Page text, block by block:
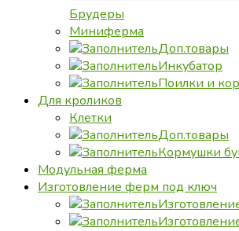
Брудеры
Миниферма
Доп.товары
Инкубатор
Поилки и
Для кроликов
Клетки
Доп.товары
Кормушки
Модульная ферма
Изготовление ферм под ключ